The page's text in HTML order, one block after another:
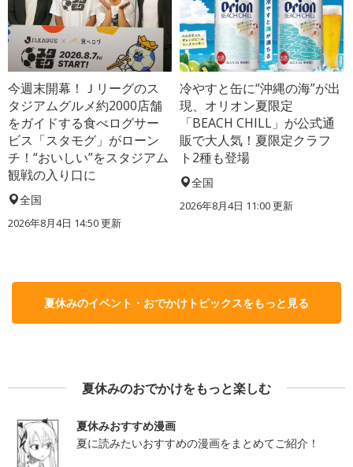
今週末開幕！Ｊリーグのス
タジアムグルメ約2000店舗
をガイドする食べログサー
ビス「スタモグ」がローン
チ！“おいしい”をスタジアム
観戦の入り口に
全国
2026年8月4日 14:50更新
冷やすと缶に“沖縄の海”が出
現、オリオン夏限定
「BEACH CHILL」が公式通
販で大人気！夏限定クラフ
ト2種も登場
全国
2026年8月4日 11:00更新
夏休みのイベント・おでかけトピックスをもっと見る
夏休みのおでかけをもっと楽しむ
夏休みおすすめ漫画
夏に読みたいおすすめの漫画をまとめてご紹介！